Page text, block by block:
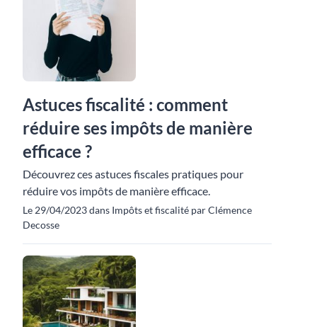
Astuces fiscalité : comment
réduire ses impôts de manière
efficace ?
Découvrez ces astuces fiscales pratiques pour
réduire vos impôts de manière efficace.
Le 29/04/2023 dans Impôts et fiscalité par Clémence
Decosse